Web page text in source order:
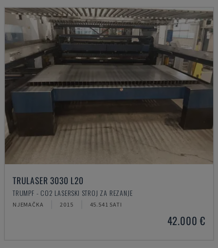
TRULASER 3030 L20
TRUMPF - CO2 LASERSKI STROJ ZA REZANJE
NJEMAČKA 2015 45.541 SATI
42.000 €